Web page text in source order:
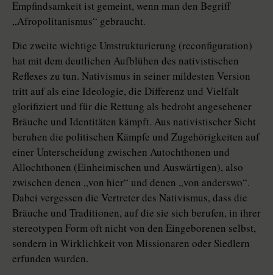
Empfindsamkeit ist gemeint, wenn man den Begriff
„Afropolitanismus“ gebraucht.
Die zweite wichtige Umstrukturierung (reconfiguration)
hat mit dem deutlichen Aufblühen des nativistischen
Reflexes zu tun. Nativismus in seiner mildesten Version
tritt auf als eine Ideologie, die Differenz und Vielfalt
glorifiziert und für die Rettung als bedroht angesehener
Bräuche und Identitäten kämpft. Aus nativistischer Sicht
beruhen die politischen Kämpfe und Zugehörigkeiten auf
einer Unterscheidung zwischen Autochthonen und
Allochthonen (Einheimischen und Auswärtigen), also
zwischen denen „von hier“ und denen „von anderswo“.
Dabei vergessen die Vertreter des Nativismus, dass die
Bräuche und Traditionen, auf die sie sich berufen, in ihrer
stereotypen Form oft nicht von den Eingeborenen selbst,
sondern in Wirklichkeit von Missionaren oder Siedlern
erfunden wurden.